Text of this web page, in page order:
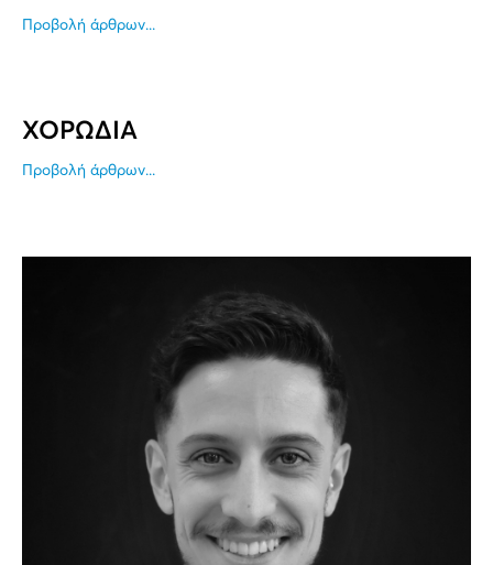
Προβολή άρθρων...
ΧΟΡΩΔΙΑ
Προβολή άρθρων...